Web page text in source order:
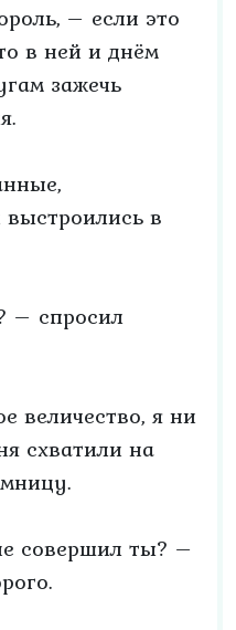
– если это
в ней и днём
зажечь
в
– спросил
величество, я ни
схватили на
совершил ты? –